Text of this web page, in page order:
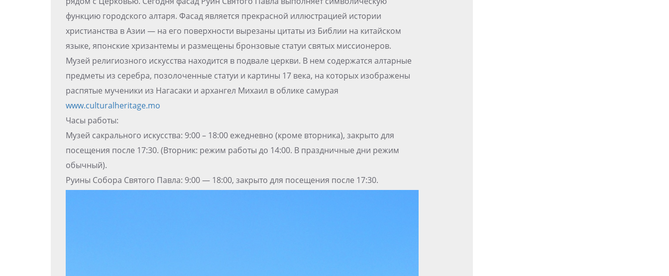
функцию городского алтаря. Фасад является прекрасной иллюстрацией истории
христианства в Азии — на его поверхности вырезаны цитаты из Библии на китайском
языке, японские хризантемы и размещены бронзовые статуи святых миссионеров.
Музей религиозного искусства находится в подвале церкви. В нем содержатся алтарные
предметы из серебра, позолоченные статуи и картины 17 века, на которых изображены
распятые мученики из Нагасаки и архангел Михаил в облике самурая
www.culturalheritage.mo
Часы работы:
Музей сакрального искусства: 9:00 – 18:00 ежедневно (кроме вторника), закрыто для
посещения после 17:30. (Вторник: режим работы до 14:00. В праздничные дни режим
обычный).
Руины Собора Святого Павла: 9:00 — 18:00, закрыто для посещения после 17:30.